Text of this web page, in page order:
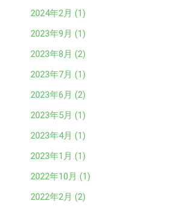
2024年2月 (1)
2023年9月 (1)
2023年8月 (2)
2023年7月 (1)
2023年6月 (2)
2023年5月 (1)
2023年4月 (1)
2023年1月 (1)
2022年10月 (1)
2022年2月 (2)